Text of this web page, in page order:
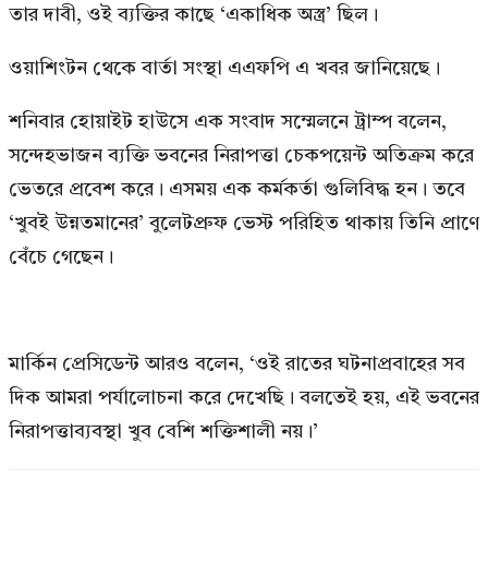
তার দাবী, ওই ব্যক্তির কাছে ‘একাধিক অস্ত্র’ ছিল।
ওয়াশিংটন থেকে বার্তা সংস্থা এএফপি এ খবর জানিয়েছে।
শনিবার হোয়াইট হাউসে এক সংবাদ সম্মেলনে ট্রাম্প বলেন,
সন্দেহভাজন ব্যক্তি ভবনের নিরাপত্তা চেকপয়েন্ট অতিক্রম করে
ভেতরে প্রবেশ করে। এসময় এক কর্মকর্তা গুলিবিদ্ধ হন। তবে
‘খুবই উন্নতমানের’ বুলেটপ্রুফ ভেস্ট পরিহিত থাকায় তিনি প্রাণে
বেঁচে গেছেন।
মার্কিন প্রেসিডেন্ট আরও বলেন, ‘ওই রাতের ঘটনাপ্রবাহের সব
দিক আমরা পর্যালোচনা করে দেখেছি। বলতেই হয়, এই ভবনের
নিরাপত্তাব্যবস্থা খুব বেশি শক্তিশালী নয়।’